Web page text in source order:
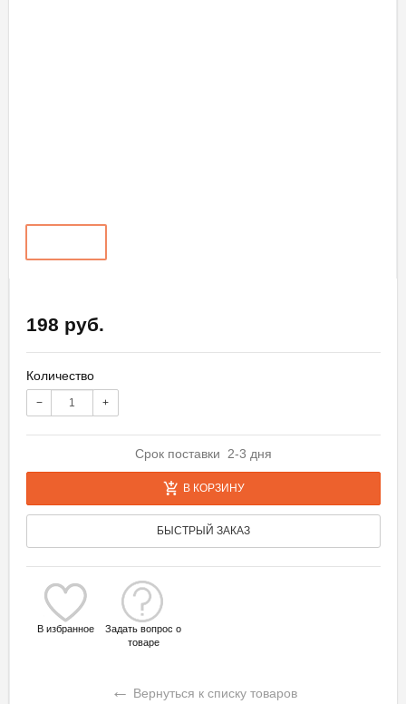
198 руб.
Количество
− +
Срок поставки 2-3 дня
В КОРЗИНУ
БЫСТРЫЙ ЗАКАЗ
В избранное
Задать вопрос о
товаре
← Вернуться к списку товаров